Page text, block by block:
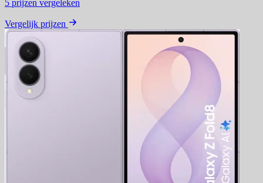
5 prijzen vergeleken
Vergelijk prijzen